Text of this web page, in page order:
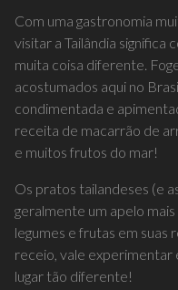
Com uma gastronomia
visitar a Tailândia
muita coisa diferente.
acostumados aqui no
condimentada e
receita de macarrão de
e muitos frutos do mar!
Os pratos tailandeses (e
geralmente um apelo
legumes e frutas em suas
receio, vale experimentar
lugar tão diferente!